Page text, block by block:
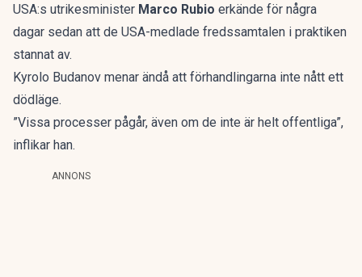
USA:s utrikesminister Marco Rubio erkände för några
dagar sedan att de USA-medlade fredssamtalen i praktiken
stannat av.
Kyrolo Budanov menar ändå att förhandlingarna inte nått ett
dödläge.
”Vissa processer pågår, även om de inte är helt offentliga”,
inflikar han.
ANNONS